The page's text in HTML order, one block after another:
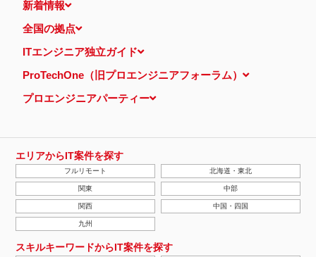
新着情報
全国の拠点
ITエンジニア独立ガイド
ProTechOne（旧プロエンジニアフォーラム）
プロエンジニアパーティー
エリアからIT案件を探す
フルリモート 北海道・東北
関東 中部
関西 中国・四国
九州
スキルキーワードからIT案件を探す